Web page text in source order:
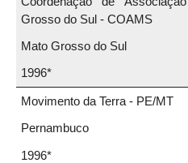
Grosso do Sul - COAMS
Mato Grosso do Sul
1996*
Movimento da Terra - PE/MT
Pernambuco
1996*